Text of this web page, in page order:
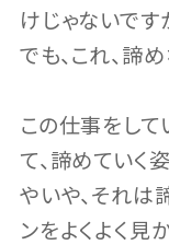
けじゃないです
でも、これ、諦
この仕事をして
て、諦めていく
やいや、それは
ンをよくよく見